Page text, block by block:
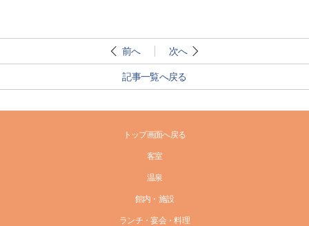
前へ 次へ
記事一覧へ戻る
トップ画面へ戻る
客室
温泉
館内・施設
ランチ・宴会・料理